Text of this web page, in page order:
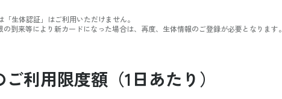
生体認証」はご利用いただけません。
到来等により新カードになった場合は、再度、生体情報のご登録が必要となります。
利用限度額（1日あたり）